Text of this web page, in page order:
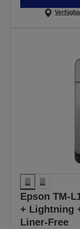
Epson TM-
+ Lightning
Liner-Free